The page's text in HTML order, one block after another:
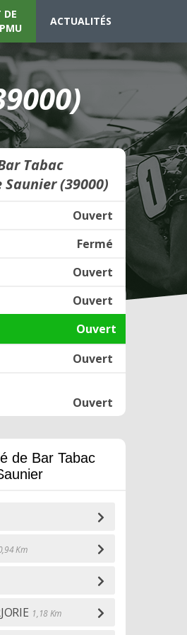
DE
ACTUALITÉS
Tabac
(39000)
Ouvert
Fermé
Ouvert
Ouvert
Ouvert
Ouvert
Ouvert
de Bar Tabac
Km
1,18 Km